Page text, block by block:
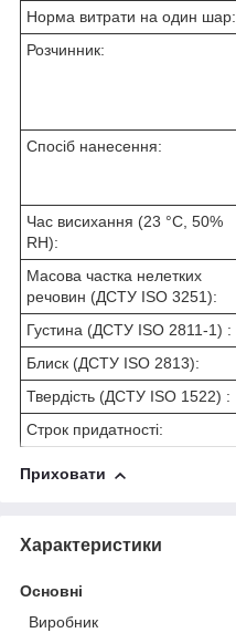
Норма витрати на один шар:
Розчинник:
Спосіб нанесення:
Час висихання (23 °С, 50%
RH):
Масова частка нелетких
речовин (ДСТУ ISO 3251):
Густина (ДСТУ ISO 2811-1) :
Блиск (ДСТУ ISO 2813):
Твердість (ДСТУ ISO 1522) :
Строк придатності:
Приховати
Характеристики
Основні
Виробник